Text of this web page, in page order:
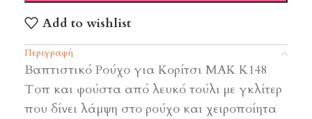
Add to wishlist
Περιγραφή
Βαπτιστικό Ρούχο για Κορίτσι ΜΑΚ Κ148
Τοπ και φούστα από λευκό τούλι με γκλίτερ
που δίνει λάμψη στο ρούχο και χειροποίητα